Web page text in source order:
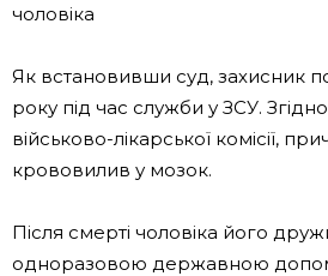
чоловіка
Як встановивши суд, захисник
року під час служби у ЗСУ.
військово-лікарської комісії,
крововилив у мозок.
Після смерті чоловіка його
одноразовою державною